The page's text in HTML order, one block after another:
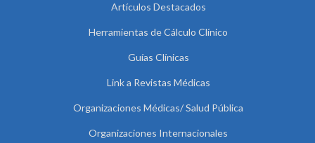
Artículos Destacados
Herramientas de Cálculo Clínico
Guías Clínicas
Link a Revistas Médicas
Organizaciones Médicas/ Salud Pública
Organizaciones Internacionales